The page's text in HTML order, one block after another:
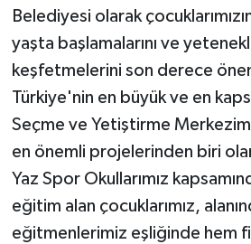
Belediyesi olarak
yaşta başlamalarını ve
keşfetmelerini son derece
Türkiye'nin en büyük ve en
Seçme ve Yetiştirme
en önemli projelerinden biri
Yaz Spor Okullarımız
eğitim alan çocuklarımız,
eğitmenlerimiz eşliğinde hem